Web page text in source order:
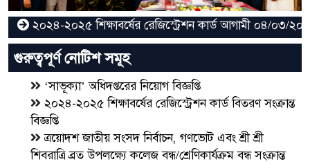
২০২৫ শিক্ষাবর্ষের রেজিস্ট্রেশন কার্ড আগামী ০৪/০৩/২০২৬
গুরুত্বপূর্ণ নোটিশ সমূহ
‘সাভূক্যা’ অধিদপ্তরের নিয়োগ বিজ্ঞপ্তি
২০২৪-২০২৫ শিক্ষাবর্ষের রেজিস্ট্রেশন কার্ড বিতরণ সংক্রান্ত
বিজ্ঞপ্তি
ত্রয়োদশ জাতীয় সংসদ নির্বাচন, গণভোট এবং শ্রী শ্রী
শিবরাত্রি ব্রত উপলক্ষ্যে কলেজ বন্ধ/শ্রেণিকার্যক্রম বন্ধ সংক্রান্ত